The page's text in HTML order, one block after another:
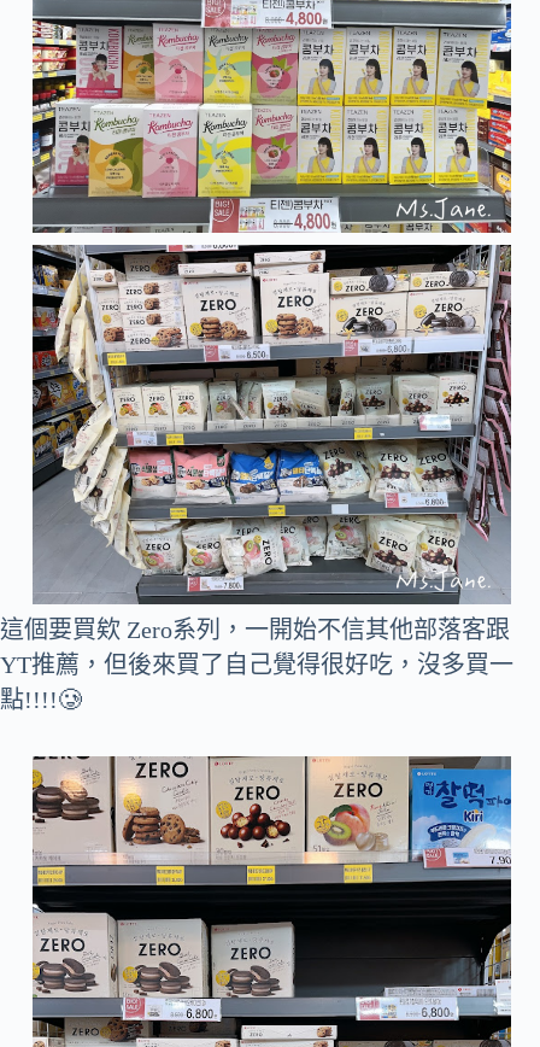
這個要買欸 Zero系列，一開始不信其他部落客跟
YT推薦，但後來買了自己覺得很好吃，沒多買一
點!!!!🥲